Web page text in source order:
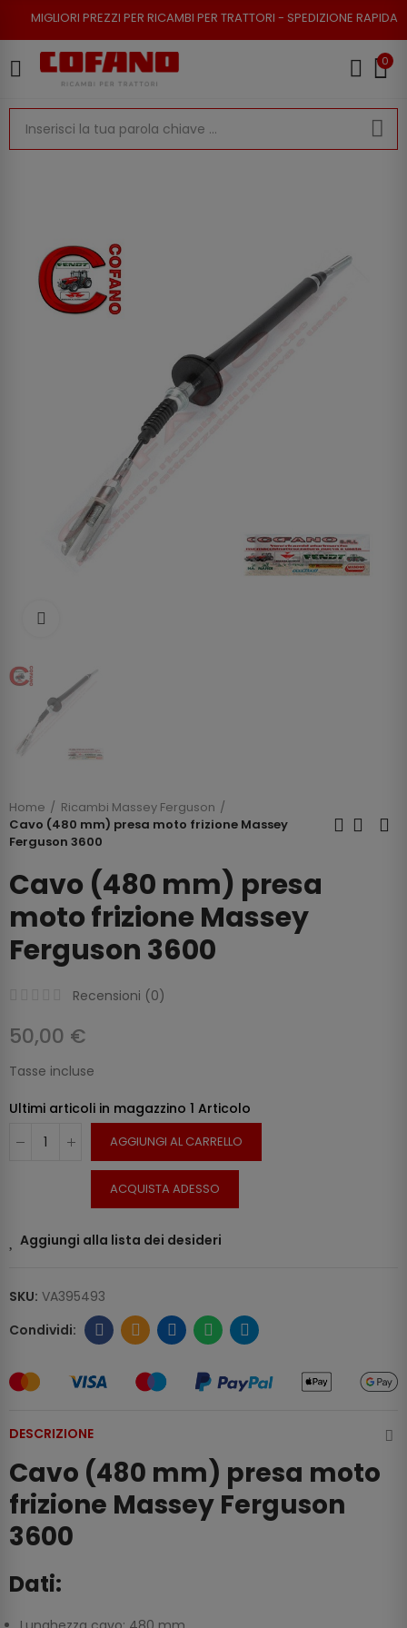
PREZZI PER RICAMBI PER TRATTORI - SPEDIZIONE RAPIDA - RESO
0
Home
Ricambi Massey Ferguson
Cavo (480 mm) presa moto frizione Massey
Ferguson 3600
Cavo (480 mm) presa
moto frizione Massey
Ferguson 3600
Recensioni (0)
50,00 €
Tasse incluse
Ultimi articoli in magazzino 1 Articolo
AGGIUNGI AL CARRELLO
ACQUISTA ADESSO
Aggiungi alla lista dei desideri
SKU: VA395493
DESCRIZIONE
Cavo (480 mm) presa moto
frizione Massey Ferguson
3600
Dati: